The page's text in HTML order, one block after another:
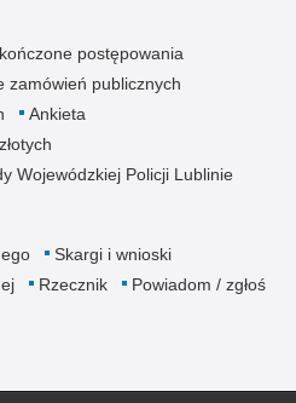
postępowania
zamówień publicznych
Ankieta
Wojewódzkiej Policji Lublinie
Skargi i wnioski
Rzecznik
Powiadom / zgłoś